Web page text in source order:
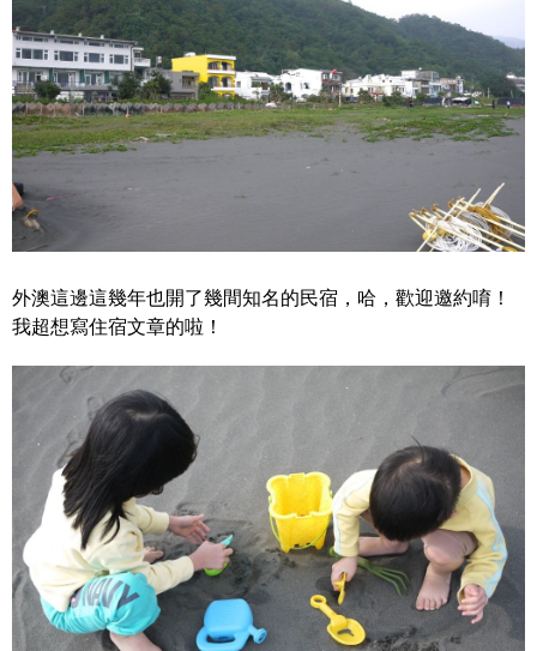
外澳這邊這幾年也開了幾間知名的民宿，哈，歡迎邀約唷！
我超想寫住宿文章的啦！